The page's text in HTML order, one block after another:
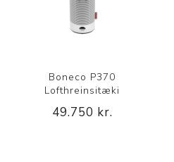
Boneco P370
Lofthreinsitæki
49.750 kr.